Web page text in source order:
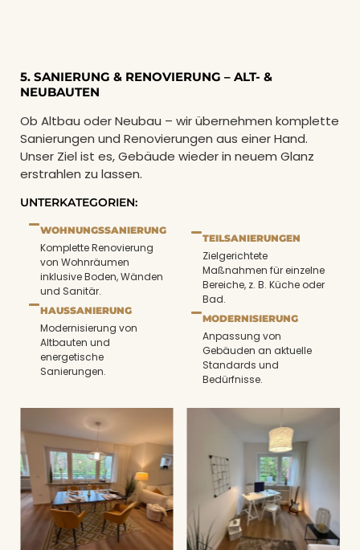
5. SANIERUNG & RENOVIERUNG – ALT- &
NEUBAUTEN
Ob Altbau oder Neubau – wir übernehmen komplette
Sanierungen und Renovierungen aus einer Hand.
Unser Ziel ist es, Gebäude wieder in neuem Glanz
erstrahlen zu lassen.
UNTERKATEGORIEN:
WOHNUNGSSANIERUNG
Komplette Renovierung
von Wohnräumen
inklusive Boden, Wänden
und Sanitär.
HAUSSANIERUNG
Modernisierung von
Altbauten und
energetische
Sanierungen.
TEILSANIERUNGEN
Zielgerichtete
Maßnahmen für einzelne
Bereiche, z. B. Küche oder
Bad.
MODERNISIERUNG
Anpassung von
Gebäuden an aktuelle
Standards und
Bedürfnisse.